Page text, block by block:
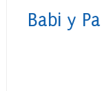
Babi y